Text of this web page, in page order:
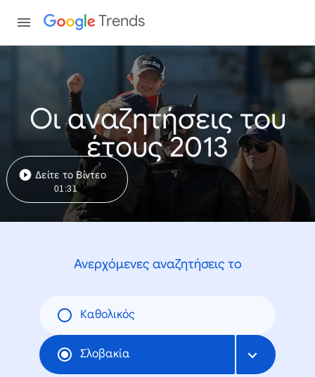
Trends
Οι αναζητήσεις του
έτους 2013
Δείτε το Βίντεο
01:31
Ανερχόμενες αναζητήσεις το
Καθολικός
Σλοβακία